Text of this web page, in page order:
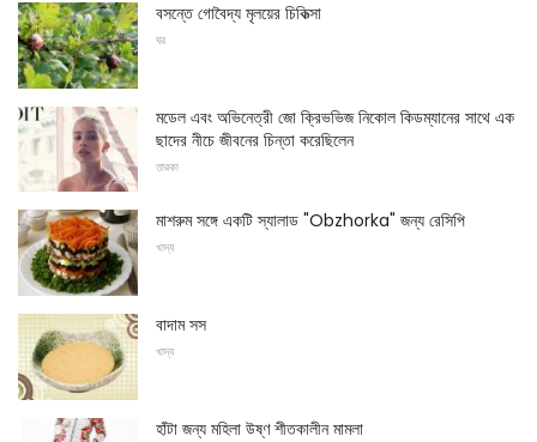
বসন্তে গোবৈদ্য মৃলয়ের চিকিত্সা
ঘর
মডেল এবং অভিনেত্রী জো ক্রিভভিজ নিকোল কিডম্যানের সাথে এক
ছাদের নীচে জীবনের চিন্তা করেছিলেন
তারকা
মাশরুম সঙ্গে একটি স্যালাড "Obzhorka" জন্য রেসিপি
খাদ্য
বাদাম সস
খাদ্য
হাঁটা জন্য মহিলা উষ্ণ শীতকালীন মামলা